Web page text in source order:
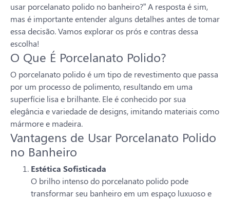
usar porcelanato polido no banheiro?” A resposta é sim,
mas é importante entender alguns detalhes antes de tomar
essa decisão. Vamos explorar os prós e contras dessa
escolha!
O Que É Porcelanato Polido?
O porcelanato polido é um tipo de revestimento que passa
por um processo de polimento, resultando em uma
superfície lisa e brilhante. Ele é conhecido por sua
elegância e variedade de designs, imitando materiais como
mármore e madeira.
Vantagens de Usar Porcelanato Polido
no Banheiro
Estética Sofisticada
O brilho intenso do porcelanato polido pode
transformar seu banheiro em um espaço luxuoso e